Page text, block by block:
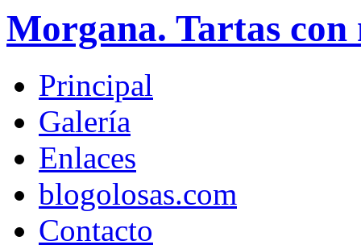
Morgana. Tartas con
Principal
Galería
Enlaces
blogolosas.com
Contacto